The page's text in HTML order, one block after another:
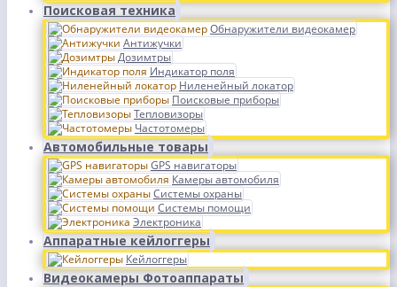
Поисковая техника
Обнаружители видеокамер
Антижучки
Дозимтры
Индикатор поля
Ниленейный локатор
Поисковые приборы
Тепловизоры
Частотомеры
Автомобильные товары
GPS навигаторы
Камеры автомобиля
Системы охраны
Системы помощи
Электроника
Аппаратные кейлоггеры
Кейлоггеры
Видеокамеры Фотоаппараты